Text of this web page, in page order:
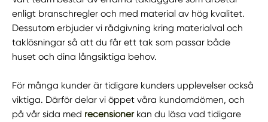
enligt branschregler och med material av hög kvalitet.
Dessutom erbjuder vi rådgivning kring materialval och
taklösningar så att du får ett tak som passar både
huset och dina långsiktiga behov.
För många kunder är tidigare kunders upplevelser också
viktiga. Därför delar vi öppet våra kundomdömen, och
på vår sida med recensionerkan du läsa vad tidigare